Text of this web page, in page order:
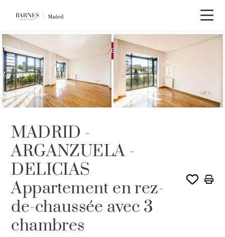
EXCLUSIVITÉ LOUÉ PAR BARNES
MADRID -
ARGANZUELA -
DELICIAS
Appartement en rez-
de-chaussée avec 3
chambres